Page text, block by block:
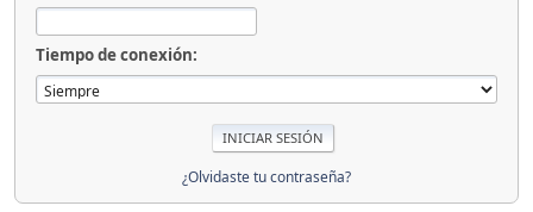
Tiempo de conexión:
¿Olvidaste tu contraseña?